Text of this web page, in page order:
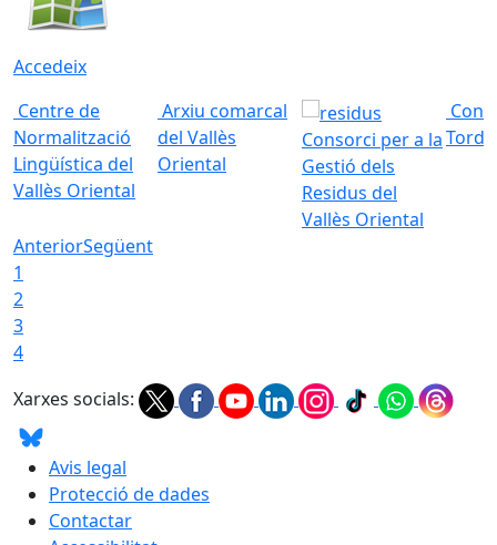
Accedeix
Centre de
Normalització
Lingüística del
Vallès Oriental
Arxiu comarcal
del Vallès
Oriental
Consorci per a la
Gestió dels
Residus del
Vallès Oriental
AnteriorSegüent
1
2
3
4
Xarxes socials:
Avis legal
Protecció de dades
Contactar